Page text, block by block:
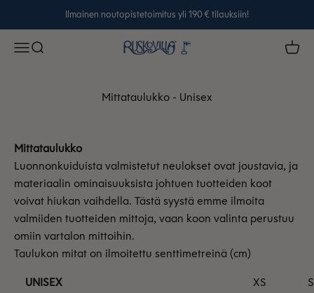
Siirry sisältöönIlmainen noutopistetoimitus yli 190 € tilauksiin!
Avaa navigointivalikko
Avaa haku Ruskovilla Avaa
Mittataulukko - Unisex
Mittataulukko
Luonnonkuiduista valmistetut neulokset ovat joustavia, ja
materiaalin ominaisuuksista johtuen tuotteiden koot
voivat hiukan vaihdella. Tästä syystä emme ilmoita
valmiiden tuotteiden mittoja, vaan koon valinta perustuu
omiin vartalon mittoihin.
Taulukon mitat on ilmoitettu senttimetreinä (cm)
UNISEX
XS S